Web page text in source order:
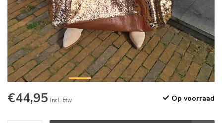
€44,95 Incl. btw Op voorraad